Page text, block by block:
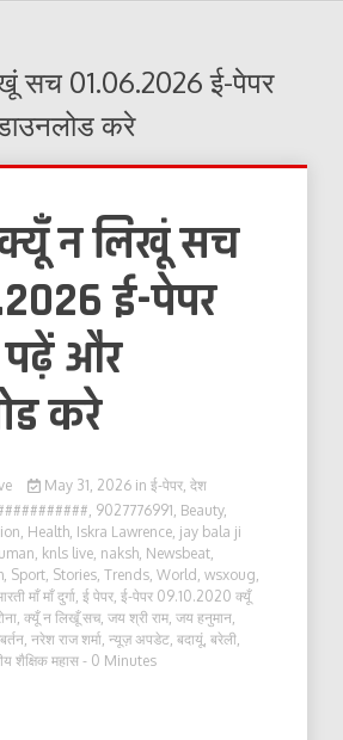
सच 01.06.2026 ई-पेपर
करे
न लिखूं सच
ई-पेपर
और
करे
May 31, 2026 in ई-पेपर, देश
, 9027776991, Beauty,
, Health, Iskra Lawrence, jay bala ji
, knls live, naksh, Newsbeat,
, Sport, Stories, Trends, World , wsxoug,
माँ माँ दुर्गा, ई पेपर, ई-पेपर 09.10.2020 क्यूँ
, क्यूँ न लिखूँ सच, जय श्री राम, जय हनुमान,
, नरेश राज शर्मा, न्यूज़ अपडेट, बदायूं, बरेली,
शैक्षिक महास - 0 Minutes